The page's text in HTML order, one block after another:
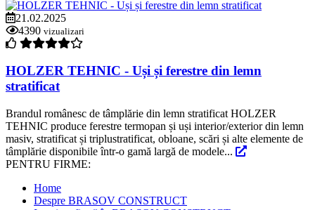
21.02.2025
4390 vizualizari
HOLZER TEHNIC - Uși și ferestre din lemn
stratificat
Brandul românesc de tâmplărie din lemn stratificat HOLZER
TEHNIC produce ferestre termopan și uși interior/exterior din lemn
masiv, stratificat și triplustratificat, obloane, scări și alte elemente de
tâmplărie disponibile într-o gamă largă de modele...
PENTRU FIRME:
Home
Despre BRASOV CONSTRUCT